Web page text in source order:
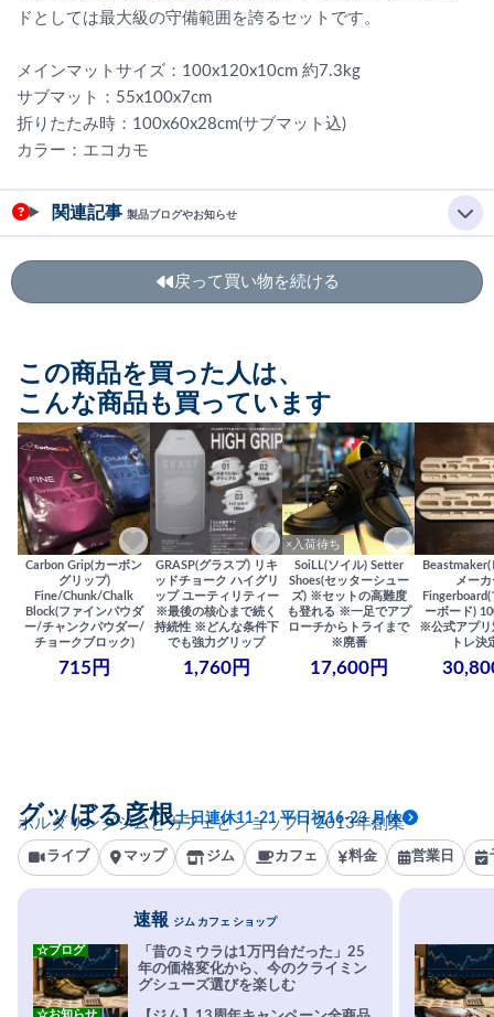
ドとしては最大級の守備範囲を誇るセットです。
メインマットサイズ：100x120x10cm 約7.3kg
サブマット：55x100x7cm
折りたたみ時：100x60x28cm(サブマット込)
カラー：エコカモ
関連記事 製品ブログやお知らせ
戻って買い物を続ける
この商品を買った人は、
こんな商品も買っています
Carbon Grip(カーボン
グリップ)
Fine/Chunk/Chalk
Block(ファインパウダ
ー/チャンクパウダー/
チョークブロック)
715円
GRASP(グラスプ) リキ
ッドチョーク ハイグリ
ップ ユーティリティー
※最後の核心まで続く
持続性 ※どんな条件下
でも強力グリップ
1,760円
×入荷待ち
SoiLL(ソイル) Setter
Shoes(セッターシュー
ズ) ※セットの高難度
も登れる ※一足でアプ
ローチからトライまで
※廃番
17,600円
メーカ
ーボード)
※公式アプ
トレ決
ボルダリングジムとカフェとショップ｜2013年創業
グッぼる彦根土日連休11-21 平日祝16-23 月休
ライブ マップ ジム カフェ 料金 営業日
速報 ジム カフェ ショップ
「昔のミウラは1万円台だった」25
年の価格変化から、今のクライミン
グシューズ選びを楽しむ
☆ブログ
☆お知らせ